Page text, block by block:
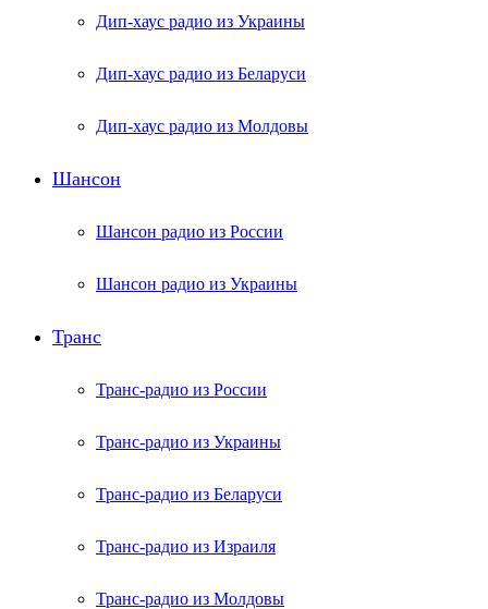
Дип-хаус радио из Украины
Дип-хаус радио из Беларуси
Дип-хаус радио из Молдовы
Шансон
Шансон радио из России
Шансон радио из Украины
Транс
Транс-радио из России
Транс-радио из Украины
Транс-радио из Беларуси
Транс-радио из Израиля
Транс-радио из Молдовы